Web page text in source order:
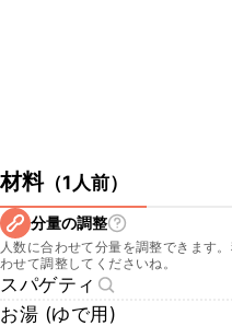
こちらのレシピでは、シェフに
しております。
ご家庭で作りやすい手順や材料
ので、ぜひチェックしてみてく
https://www.kurashiru.com/
c60c2c368b7f
材料（1人前）
分量の調整
人数に合わせて分量を調整できます
わせて調整してくださいね。
スパゲティ
お湯 (ゆで用)